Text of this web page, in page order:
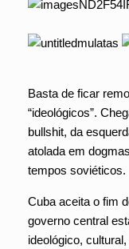
Basta de ficar
“ideológicos”.
bullshit, da
atolada em
tempos soviéticos.
Cuba aceita o fim
governo central
ideológico,